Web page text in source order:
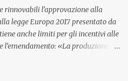
impegneranno in ...
rinnovabili l’approvazione alla
legge Europa 2017 presentato da
anche limiti per gli incentivi alle
l’emendamento: «La produzione di